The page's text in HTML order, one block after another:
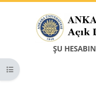
ŞU
Kurs dizinini aç